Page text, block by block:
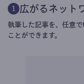
1 広がるネット
執筆した記事を、任意
ことができます。